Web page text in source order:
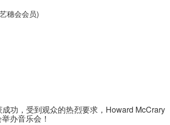
穗会会员)
功，受到观众的热烈要求，Howard McCrary
办音乐会！